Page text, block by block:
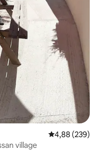
Évaluation
4,88 (239)
village